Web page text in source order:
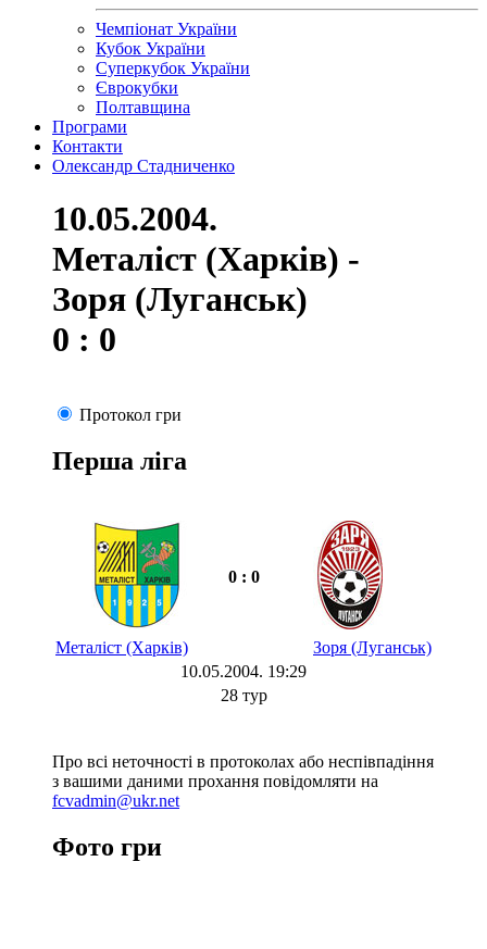
Чемпіонат України
Кубок України
Суперкубок України
Єврокубки
Полтавщина
Програми
Контакти
Олександр Стадниченко
10.05.2004.
Металіст (Харків) -
Зоря (Луганськ)
0 : 0
Протокол гри
Перша ліга
0 : 0
Металіст (Харків)
Зоря (Луганськ)
10.05.2004. 19:29
28 тур
Про всі неточності в протоколах або неспівпадіння
з вашими даними прохання повідомляти на
fcvadmin@ukr.net
Фото гри